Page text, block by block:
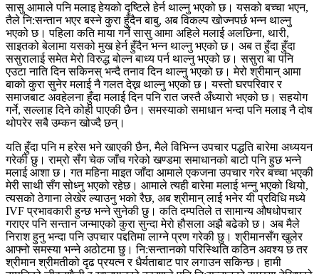
सासु आमाले पनि मलाइ हेयको दृष्टिले हेर्न थाल्नु भएको छ। यसको बच्चा भएन,
तैले नि:सन्तान भएर बस्ने कुरा हुँदैन बाबु, अब विकल्प खोज्नपर्छ भन्न थाल्नु
भएको छ। पहिला कति माया गर्ने सासु आमा अहिले मलाई अलछिना, थारी,
साइतको बेलामा यसको मुख हेर्न हुँदैन भन्न थाल्नु भएको छ। अब त हुँदा हुँदा
ससुरालाई समेत मेरो विरुद्ध बोल्न बाध्य पर्न थाल्नु भएको छ। ससुरा बा पनि
एउटा नाति दिन सकिनस् भन्दै तनाव दिन थाल्नु भएको छ। मेरो श्रीमान् आमा
बाको कुरा सुनेर मलाई नै गलत देख्न थाल्नु भएको छ। यस्तो घरपरिवार र
समाजबाट अवहेलना हुँदा मलाई दिन पनि रात जस्तै अँध्यारो भएको छ। सहयोग
गर्ने, सल्लाह दिने कोही पाएकी छैन। समस्याको समाधान भन्दा पनि मलाइ नै दोष
थोपरेर सबै उम्कन खोज्दै छन्।
यति हुँदा पनि म हरेस भने खाएकी छैन, मैले विभिन्न उपचार पद्धति बारेमा अध्ययन
गरेकी छु। राम्रो सँग चेक जाँच गरेको खण्डमा समाधानको बाटो पनि हुछ भन्ने
मलाई आशा छ। गत महिना माइत जाँदा आमाले एकजना उपचार गरेर बच्चा भएकी
मेरी साथी सँग सोध्नु भएको रहेछ। आमाले त्यही बारेमा मलाई भन्नु भएको थियो,
त्यसको ठेगाना लेखेर ल्याउनु भको रैछ, अब श्रीमान् लाई भनेर यी प्रविधि मध्ये
IVF प्रभावकारी हुन्छ भन्ने सुनेकी छु। कति दम्पतिले त सामान्य औषधोपचार
गराएर पनि सन्तान जन्माएको कुरा सुन्दा मेरो हौसला अझै बढेको छ। अब मैले
निराश हुनु भन्दा पनि उपचार पद्दतिमा लाग्ने प्रण गरेकी छु। श्रीमानसँग खुलेर
आफ्नो समस्या भन्ने अठोटमा छु। नि:सन्तानको परिस्थिति कठिन अवश्य छ तर
श्रीमान श्रीमतीको दृढ प्रयत्न र धैर्यताबाट पार लगाउन सकिन्छ। हामी